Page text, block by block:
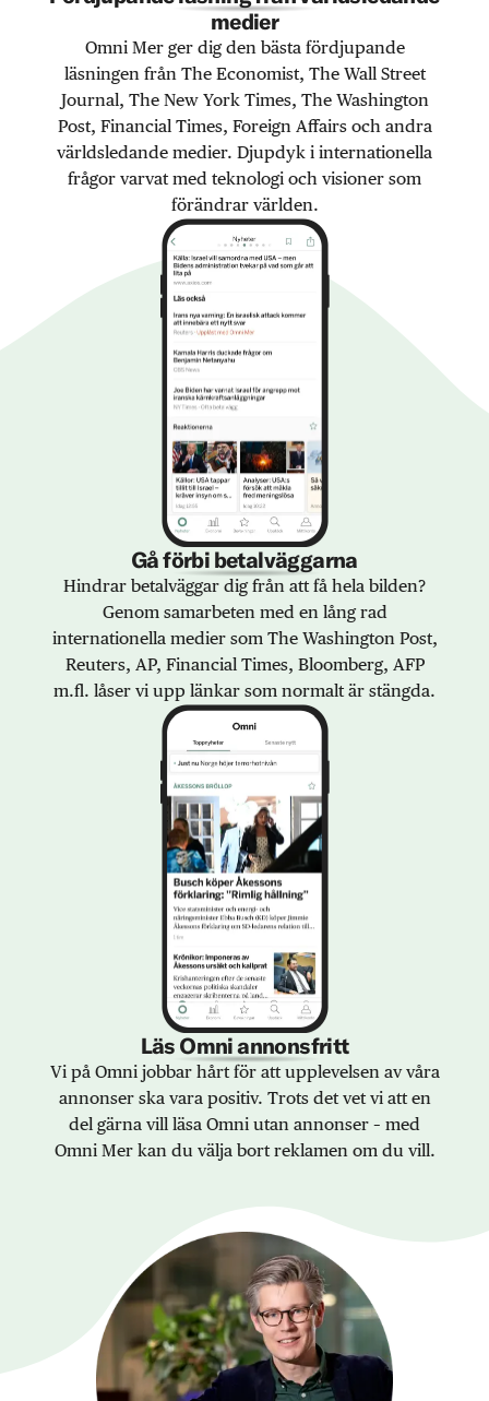
medier
Omni Mer ger dig den bästa fördjupande
läsningen från The Economist, The Wall Street
Journal, The New York Times, The Washington
Post, Financial Times, Foreign Affairs och andra
världsledande medier. Djupdyk i internationella
frågor varvat med teknologi och visioner som
förändrar världen.
Gå förbi betalväggarna
Hindrar betalväggar dig från att få hela bilden?
Genom samarbeten med en lång rad
internationella medier som The Washington Post,
Reuters, AP, Financial Times, Bloomberg, AFP
m.fl. låser vi upp länkar som normalt är stängda.
Läs Omni annonsfritt
Vi på Omni jobbar hårt för att upplevelsen av våra
annonser ska vara positiv. Trots det vet vi att en
del gärna vill läsa Omni utan annonser – med
Omni Mer kan du välja bort reklamen om du vill.